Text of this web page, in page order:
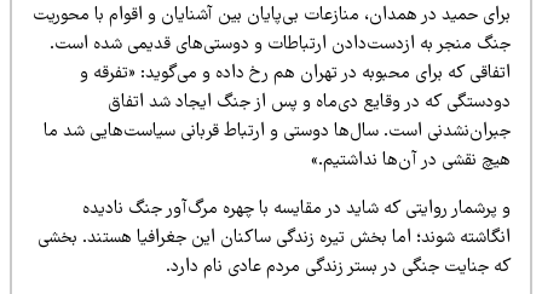
حمید در همدان، منازعات بی‌پایان بین آشنایان و اقوام با محوریت
منجر به ازدست‌دادن ارتباطات و دوستی‌های قدیمی شده است.
که برای محبوبه در تهران هم رخ داده و می‌گوید: «تفرقه و
که در وقایع دی‌ماه و پس از جنگ ایجاد شد اتفاق
است. سال‌ها دوستی و ارتباط قربانی سیاست‌هایی شد ما
نقشی در آن‌ها نداشتیم.»
پرشمار روایتی که شاید در مقایسه با چهره مرگ‌آور جنگ نادیده
شوند؛ اما بخش تیره زندگی ساکنان این جغرافیا هستند. بخشی
جنایت جنگی در بستر زندگی مردم عادی نام دارد.